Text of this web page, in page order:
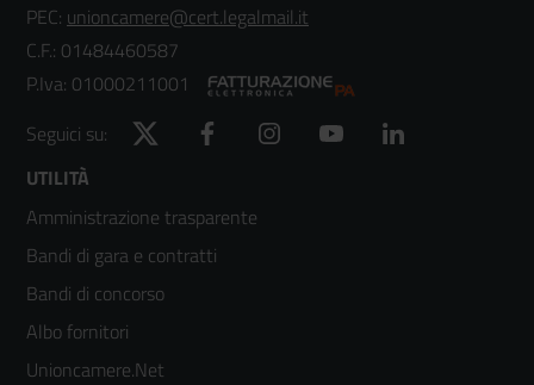
PEC: unioncamere@cert.legalmail.it
C.F.: 01484460587
P.Iva: 01000211001
Seguici su:
Twitter Facebook Instagram YouTube
Footer
menù
colonna
2
UTILITÀ
Amministrazione trasparente
Bandi di gara e contratti
Bandi di concorso
Albo fornitori
Unioncamere.Net